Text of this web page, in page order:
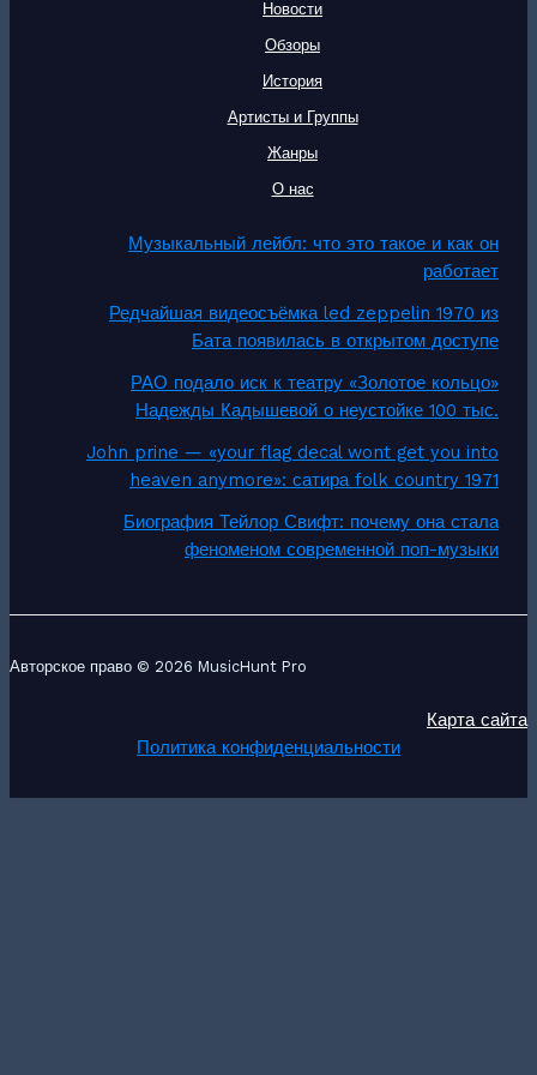
Новости
Обзоры
История
Артисты и Группы
Жанры
О нас
Музыкальный лейбл: что это такое и как он
работает
Редчайшая видеосъёмка led zeppelin 1970 из
Бата появилась в открытом доступе
РАО подало иск к театру «Золотое кольцо»
Надежды Кадышевой о неустойке 100 тыс.
John prine — «your flag decal wont get you into
heaven anymore»: сатира folk country 1971
Биография Тейлор Свифт: почему она стала
феноменом современной поп-музыки
Авторское право © 2026 MusicHunt Pro
Карта сайта
Политика конфиденциальности